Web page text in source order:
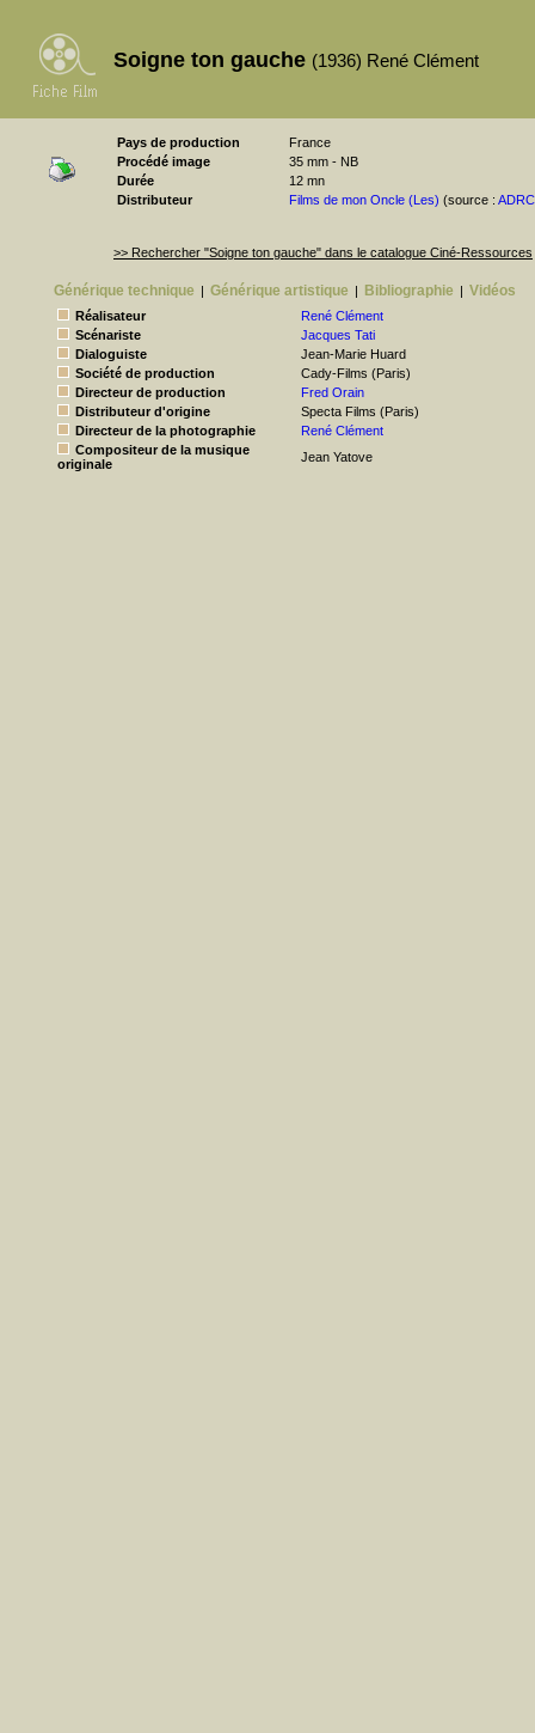
Soigne ton gauche (1936) René Clément
Pays de production
France
Procédé image
35 mm - NB
Durée
12 mn
Distributeur
Films de mon Oncle (Les) (source : ADRC
>> Rechercher "Soigne ton gauche" dans le catalogue Ciné-Ressources
Générique technique | Générique artistique | Bibliographie | Vidéos
Réalisateur
René Clément
Scénariste
Jacques Tati
Dialoguiste
Jean-Marie Huard
Société de production
Cady-Films (Paris)
Directeur de production
Fred Orain
Distributeur d'origine
Specta Films (Paris)
Directeur de la photographie
René Clément
Compositeur de la musique
originale
Jean Yatove